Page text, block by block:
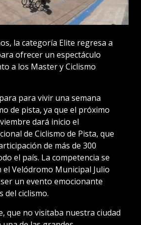
la categoría Elite regresa a
ofrecer un espectáculo
a los Master y Ciclismo
para vivir una semana
de pista, ya que el próximo
dará inicio el
de Ciclismo de Pista, que
de más de 300
el país. La competencia se
el Velódromo Municipal Julio
un evento emocionante
del ciclismo.
que no visitaba nuestra ciudad